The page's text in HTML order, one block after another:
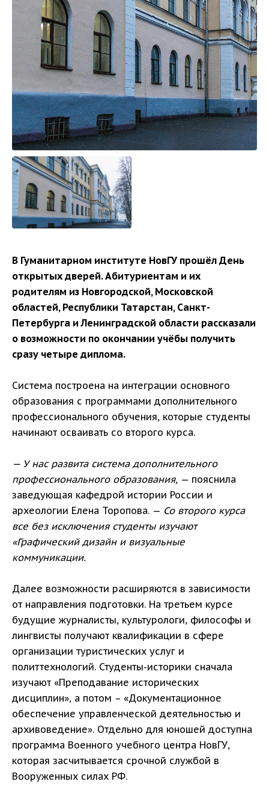
В Гуманитарном институте НовГУ прошёл День
открытых дверей. Абитуриентам и их
родителям из Новгородской, Московской
областей, Республики Татарстан, Санкт-
Петербурга и Ленинградской области рассказали
о возможности по окончании учёбы получить
сразу четыре диплома.
Система построена на интеграции основного
образования с программами дополнительного
профессионального обучения, которые студенты
начинают осваивать со второго курса.
— У нас развита система дополнительного
профессионального образования, — пояснила
заведующая кафедрой истории России и
археологии Елена Торопова. — Со второго курса
все без исключения студенты изучают
«Графический дизайн и визуальные
коммуникации.
Далее возможности расширяются в зависимости
от направления подготовки. На третьем курсе
будущие журналисты, культурологи, философы и
лингвисты получают квалификации в сфере
организации туристических услуг и
политтехнологий. Студенты-историки сначала
изучают «Преподавание исторических
дисциплин», а потом – «Документационное
обеспечение управленческой деятельностью и
архивоведение». Отдельно для юношей доступна
программа Военного учебного центра НовГУ,
которая засчитывается срочной службой в
Вооруженных силах РФ.